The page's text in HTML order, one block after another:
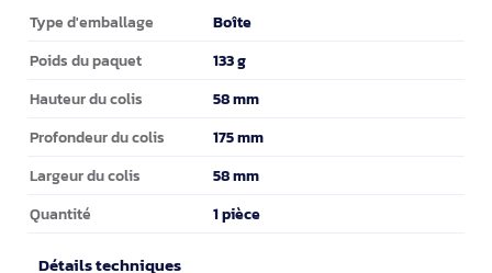
Informations sur l'emballage
Type d'emballage Boîte
Poids du paquet 133 g
Hauteur du colis 58 mm
Profondeur du colis 175 mm
Largeur du colis 58 mm
Quantité 1 pièce
Détails techniques